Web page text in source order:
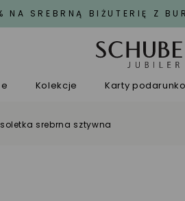
NA SREBRNĄ BIŻUTERIĘ Z
Kolekcje Karty
srebrna sztywna